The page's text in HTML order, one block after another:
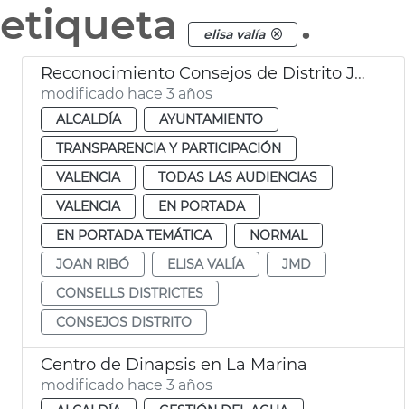
etiqueta
elisa valía .
Reconocimiento Consejos de Distrito JMD
modificado hace 3 años
ALCALDÍA
AYUNTAMIENTO
TRANSPARENCIA Y PARTICIPACIÓN
VALENCIA
TODAS LAS AUDIENCIAS
VALENCIA
EN PORTADA
EN PORTADA TEMÁTICA
NORMAL
JOAN RIBÓ
ELISA VALÍA
JMD
CONSELLS DISTRICTES
CONSEJOS DISTRITO
Centro de Dinapsis en La Marina
modificado hace 3 años